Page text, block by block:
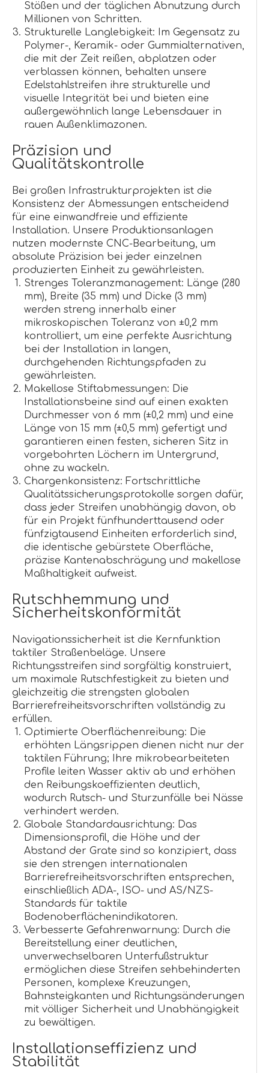
Stößen und der täglichen Abnutzung durch
Millionen von Schritten.
Strukturelle Langlebigkeit: Im Gegensatz zu
Polymer-, Keramik- oder Gummialternativen,
die mit der Zeit reißen, abplatzen oder
verblassen können, behalten unsere
Edelstahlstreifen ihre strukturelle und
visuelle Integrität bei und bieten eine
außergewöhnlich lange Lebensdauer in
rauen Außenklimazonen.
Präzision und
Qualitätskontrolle
Bei großen Infrastrukturprojekten ist die
Konsistenz der Abmessungen entscheidend
für eine einwandfreie und effiziente
Installation. Unsere Produktionsanlagen
nutzen modernste CNC-Bearbeitung, um
absolute Präzision bei jeder einzelnen
produzierten Einheit zu gewährleisten.
Strenges Toleranzmanagement: Länge (280
mm), Breite (35 mm) und Dicke (3 mm)
werden streng innerhalb einer
mikroskopischen Toleranz von ±0,2 mm
kontrolliert, um eine perfekte Ausrichtung
bei der Installation in langen,
durchgehenden Richtungspfaden zu
gewährleisten.
Makellose Stiftabmessungen: Die
Installationsbeine sind auf einen exakten
Durchmesser von 6 mm (±0,2 mm) und eine
Länge von 15 mm (±0,5 mm) gefertigt und
garantieren einen festen, sicheren Sitz in
vorgebohrten Löchern im Untergrund,
ohne zu wackeln.
Chargenkonsistenz: Fortschrittliche
Qualitätssicherungsprotokolle sorgen dafür,
dass jeder Streifen unabhängig davon, ob
für ein Projekt fünfhunderttausend oder
fünfzigtausend Einheiten erforderlich sind,
die identische gebürstete Oberfläche,
präzise Kantenabschrägung und makellose
Maßhaltigkeit aufweist.
Rutschhemmung und
Sicherheitskonformität
Navigationssicherheit ist die Kernfunktion
taktiler Straßenbeläge. Unsere
Richtungsstreifen sind sorgfältig konstruiert,
um maximale Rutschfestigkeit zu bieten und
gleichzeitig die strengsten globalen
Barrierefreiheitsvorschriften vollständig zu
erfüllen.
Optimierte Oberflächenreibung: Die
erhöhten Längsrippen dienen nicht nur der
taktilen Führung; Ihre mikrobearbeiteten
Profile leiten Wasser aktiv ab und erhöhen
den Reibungskoeffizienten deutlich,
wodurch Rutsch- und Sturzunfälle bei Nässe
verhindert werden.
Globale Standardausrichtung: Das
Dimensionsprofil, die Höhe und der
Abstand der Grate sind so konzipiert, dass
sie den strengen internationalen
Barrierefreiheitsvorschriften entsprechen,
einschließlich ADA-, ISO- und AS/NZS-
Standards für taktile
Bodenoberflächenindikatoren.
Verbesserte Gefahrenwarnung: Durch die
Bereitstellung einer deutlichen,
unverwechselbaren Unterfußstruktur
ermöglichen diese Streifen sehbehinderten
Personen, komplexe Kreuzungen,
Bahnsteigkanten und Richtungsänderungen
mit völliger Sicherheit und Unabhängigkeit
zu bewältigen.
Installationseffizienz und
Stabilität